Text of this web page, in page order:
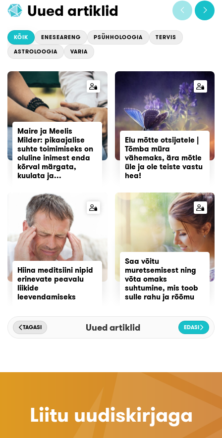
Uued artiklid
KÕIK ENESEARENG PSÜHHOLOOGIA TERVIS
ASTROLOOGIA VARIA
Maire ja Meelis
Milder: pikaajalise
suhte toimimiseks on
oluline inimest enda
kõrval märgata,
kuulata ja...
Elu mõtte otsijatele |
Tõmba müra
vähemaks, ära mõtle
üle ja ole teiste vastu
hea!
Hiina meditsiini nipid
erinevate peavalu
liikide
leevendamiseks
Saa võitu
muretsemisest ning
võta omaks
suhtumine, mis toob
sulle rahu ja rõõmu
TAGASI Uued artiklid EDASI
Liitu uudiskirjaga